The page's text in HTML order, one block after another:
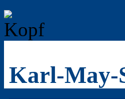
Karl-May-